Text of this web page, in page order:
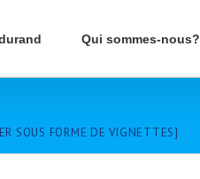
Qui sommes-nous?
SOUS FORME DE VIGNETTES]